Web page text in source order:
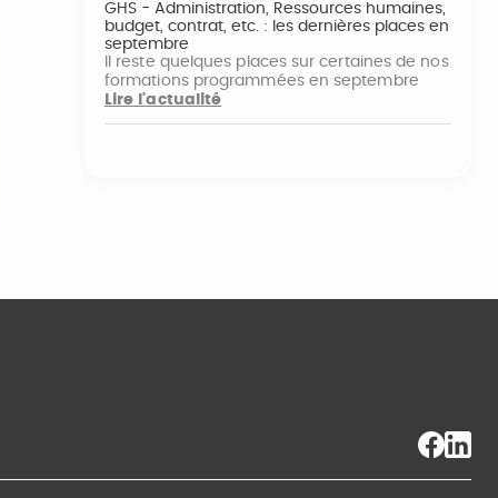
GHS - Administration, Ressources humaines,
budget, contrat, etc. : les dernières places en
septembre
Il reste quelques places sur certaines de nos
formations programmées en septembre
Lire l'actualité